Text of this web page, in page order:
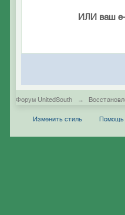
ИЛИ ваш e-
Форум UnitedSouth →
Изменить стиль Помощь